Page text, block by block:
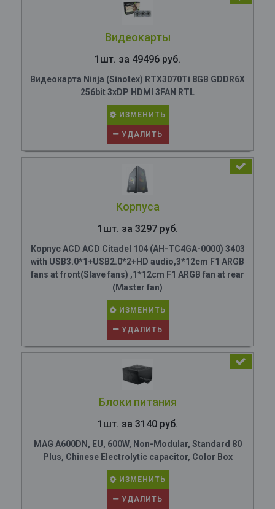
Видеокарты
1шт. за 49496 руб.
Видеокарта Ninja (Sinotex) RTX3070Ti 8GB GDDR6X
256bit 3xDP HDMI 3FAN RTL
ИЗМЕНИТЬ
УДАЛИТЬ
Корпуса
1шт. за 3297 руб.
Корпус ACD ACD Citadel 104 (AH-TC4GA-0000) 3403
with USB3.0*1+USB2.0*2+HD audio,3*12cm F1 ARGB
fans at front(Slave fans) ,1*12cm F1 ARGB fan at rear
(Master fan)
ИЗМЕНИТЬ
УДАЛИТЬ
Блоки питания
1шт. за 3140 руб.
MAG A600DN, EU, 600W, Non-Modular, Standard 80
Plus, Chinese Electrolytic capacitor, Color Box
ИЗМЕНИТЬ
УДАЛИТЬ